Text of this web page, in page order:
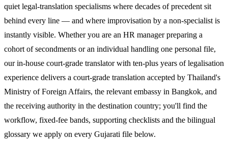
quiet legal-translation specialisms where decades of precedent sit
behind every line — and where improvisation by a non-specialist is
instantly visible. Whether you are an HR manager preparing a
cohort of secondments or an individual handling one personal file,
our in-house court-grade translator with ten-plus years of legalisation
experience delivers a court-grade translation accepted by Thailand's
Ministry of Foreign Affairs, the relevant embassy in Bangkok, and
the receiving authority in the destination country; you'll find the
workflow, fixed-fee bands, supporting checklists and the bilingual
glossary we apply on every Gujarati file below.